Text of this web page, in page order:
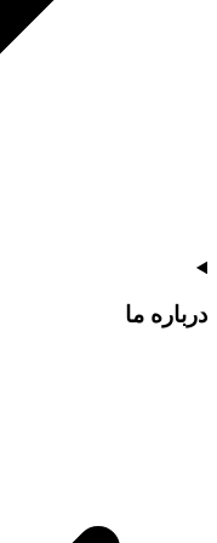
درباره ما